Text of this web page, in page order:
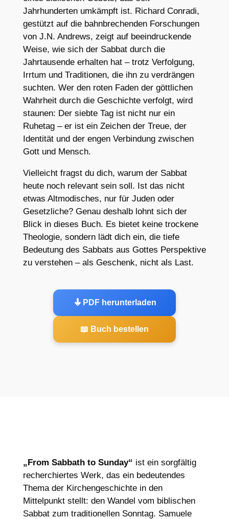
Jahrhunderten umkämpft ist. Richard Conradi,
gestützt auf die bahnbrechenden Forschungen
von J.N. Andrews, zeigt auf beeindruckende
Weise, wie sich der Sabbat durch die
Jahrtausende erhalten hat – trotz Verfolgung,
Irrtum und Traditionen, die ihn zu verdrängen
suchten. Wer den roten Faden der göttlichen
Wahrheit durch die Geschichte verfolgt, wird
staunen: Der siebte Tag ist nicht nur ein
Ruhetag – er ist ein Zeichen der Treue, der
Identität und der engen Verbindung zwischen
Gott und Mensch.
Vielleicht fragst du dich, warum der Sabbat
heute noch relevant sein soll. Ist das nicht
etwas Altmodisches, nur für Juden oder
Gesetzliche? Genau deshalb lohnt sich der
Blick in dieses Buch. Es bietet keine trockene
Theologie, sondern lädt dich ein, die tiefe
Bedeutung des Sabbats aus Gottes Perspektive
zu verstehen – als Geschenk, nicht als Last.
PDF herunterladen
📖 Buch bestellen
„From Sabbath to Sunday“ ist ein sorgfältig
recherchiertes Werk, das ein bedeutendes
Thema der Kirchengeschichte in den
Mittelpunkt stellt: den Wandel vom biblischen
Sabbat zum traditionellen Sonntag. Samuele